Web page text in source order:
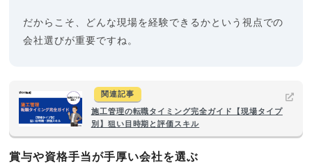
だからこそ、どんな現場を経験できるかという視点での
会社選びが重要ですね。
関連記事
施工管理の転職タイミング完全ガイド【現場タイプ
別】狙い目時期と評価スキル
賞与や資格手当が手厚い会社を選ぶ